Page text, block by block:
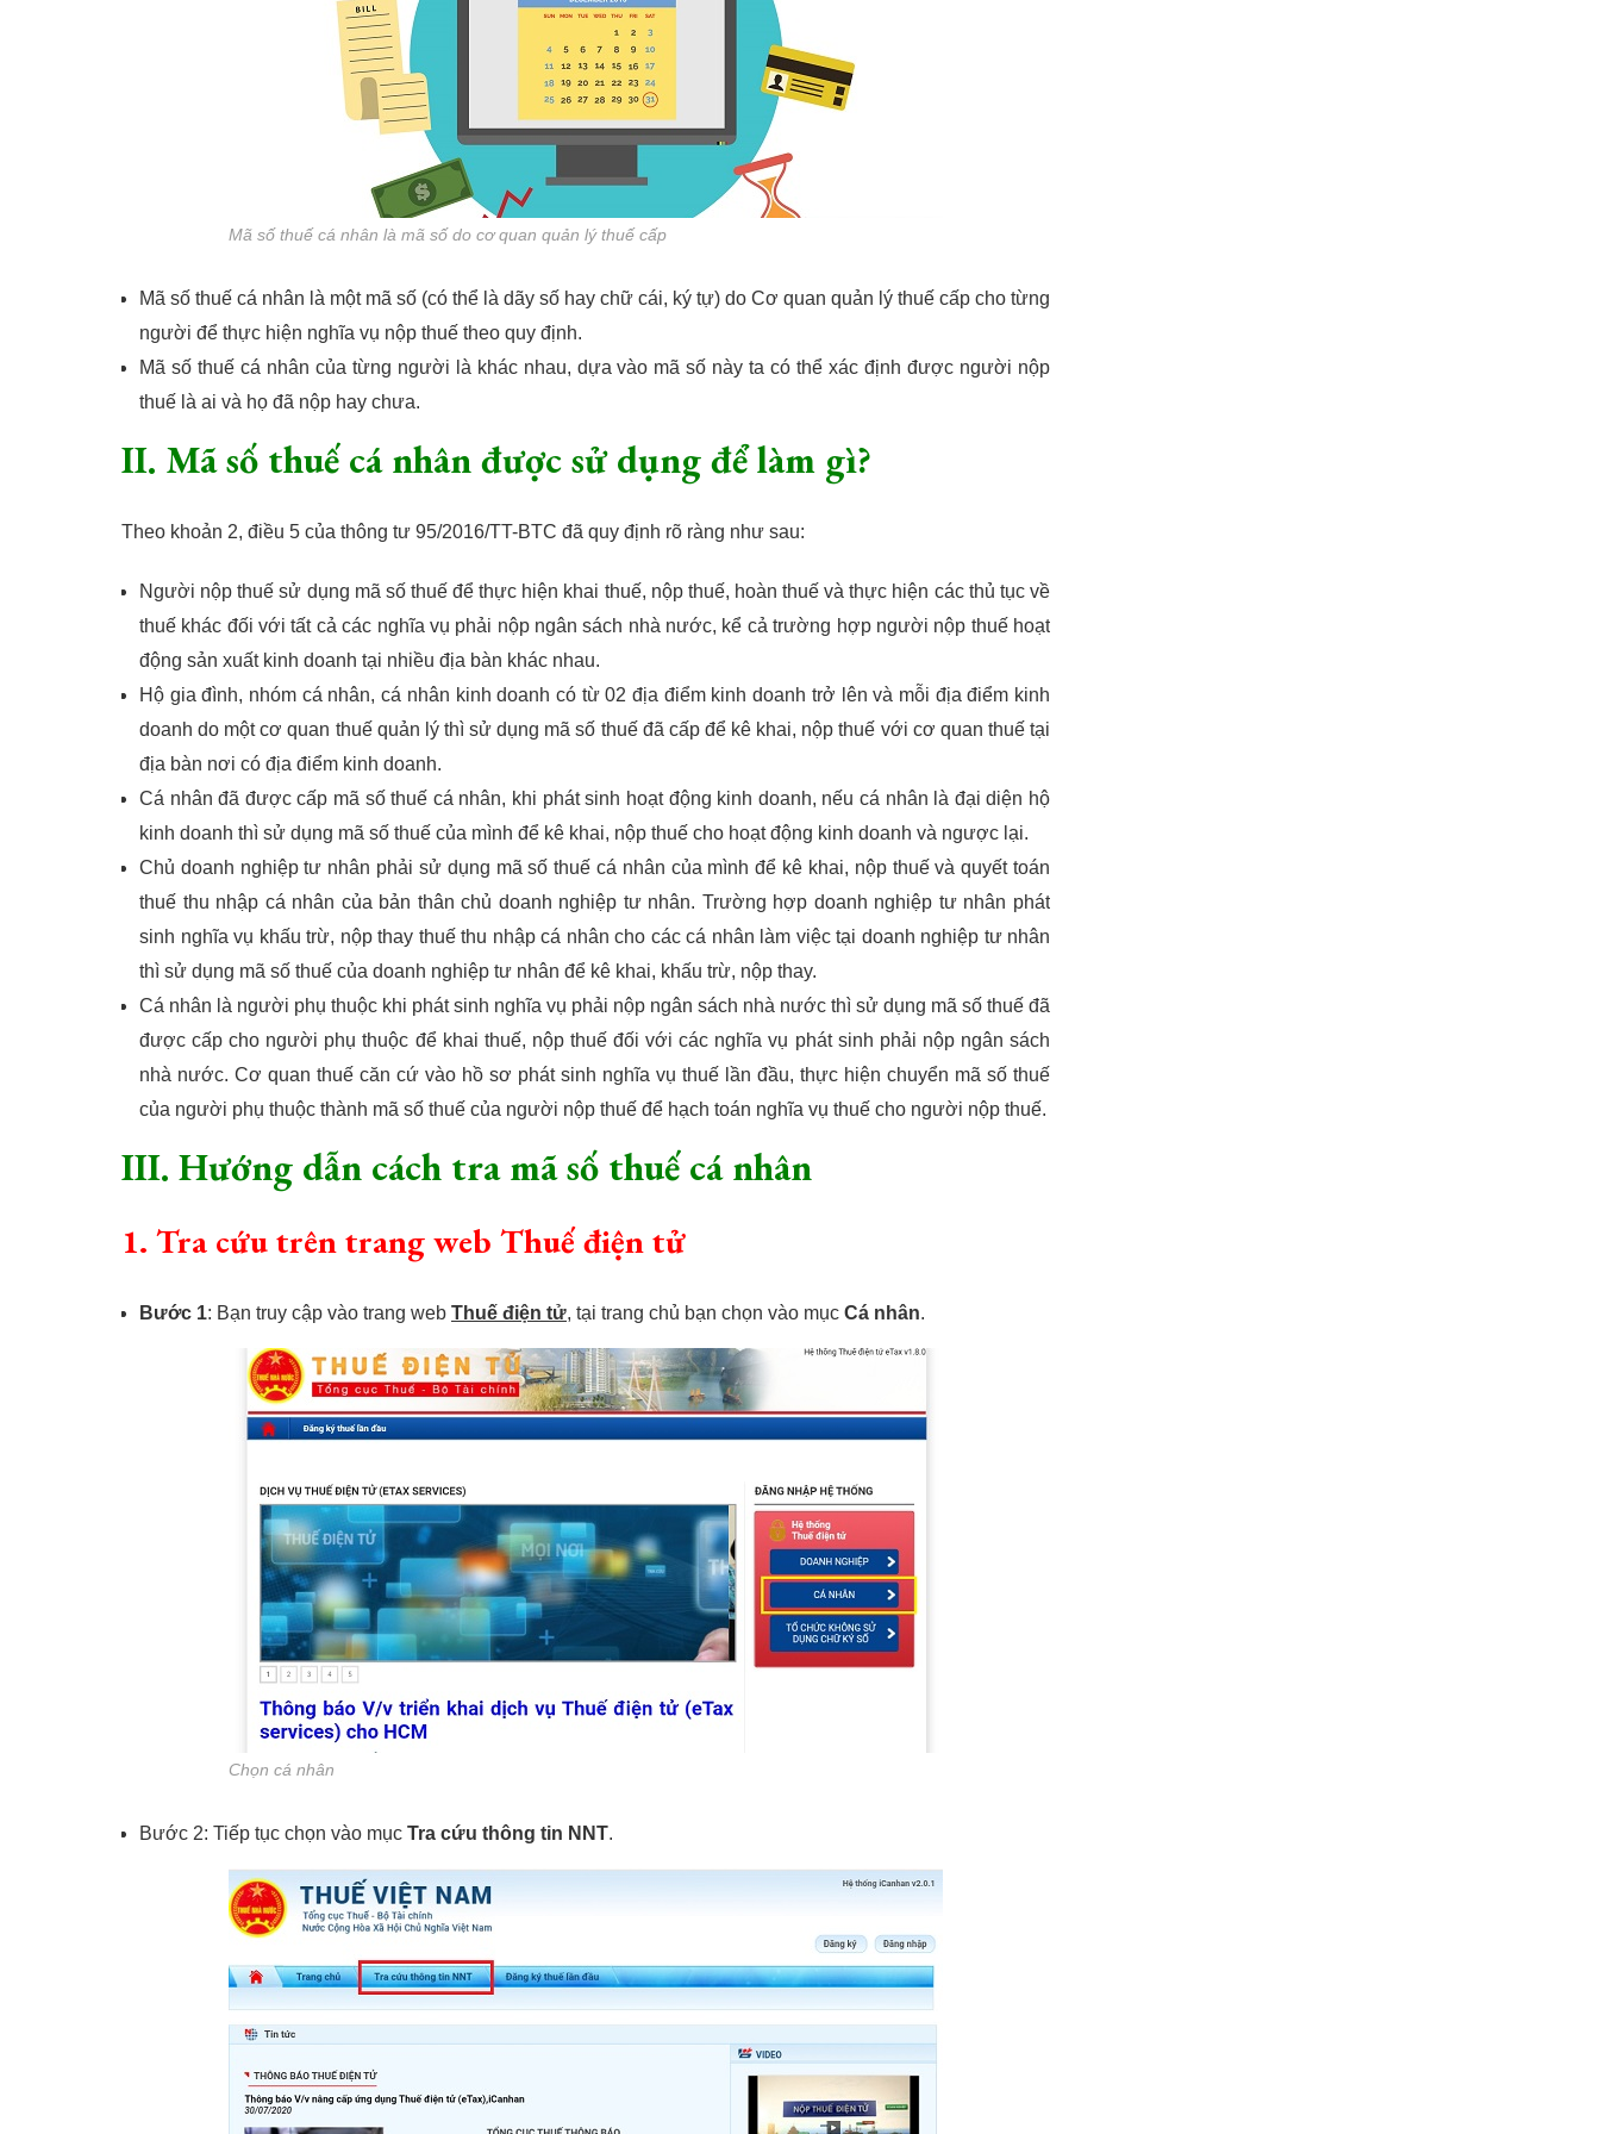
Mã số thuế cá nhân là mã số do cơ quan quản lý thuế cấp
Mã số thuế cá nhân là một mã số (có thể là dãy số hay chữ cái, ký tự) do Cơ quan quản lý thuế cấp cho từng
người để thực hiện nghĩa vụ nộp thuế theo quy định.
Mã số thuế cá nhân của từng người là khác nhau, dựa vào mã số này ta có thể xác định được người nộp
thuế là ai và họ đã nộp hay chưa.
II. Mã số thuế cá nhân được sử dụng để làm gì?
Theo khoản 2, điều 5 của thông tư 95/2016/TT-BTC đã quy định rõ ràng như sau:
Người nộp thuế sử dụng mã số thuế để thực hiện khai thuế, nộp thuế, hoàn thuế và thực hiện các thủ tục về
thuế khác đối với tất cả các nghĩa vụ phải nộp ngân sách nhà nước, kể cả trường hợp người nộp thuế hoạt
động sản xuất kinh doanh tại nhiều địa bàn khác nhau.
Hộ gia đình, nhóm cá nhân, cá nhân kinh doanh có từ 02 địa điểm kinh doanh trở lên và mỗi địa điểm kinh
doanh do một cơ quan thuế quản lý thì sử dụng mã số thuế đã cấp để kê khai, nộp thuế với cơ quan thuế tại
địa bàn nơi có địa điểm kinh doanh.
Cá nhân đã được cấp mã số thuế cá nhân, khi phát sinh hoạt động kinh doanh, nếu cá nhân là đại diện hộ
kinh doanh thì sử dụng mã số thuế của mình để kê khai, nộp thuế cho hoạt động kinh doanh và ngược lại.
Chủ doanh nghiệp tư nhân phải sử dụng mã số thuế cá nhân của mình để kê khai, nộp thuế và quyết toán
thuế thu nhập cá nhân của bản thân chủ doanh nghiệp tư nhân. Trường hợp doanh nghiệp tư nhân phát
sinh nghĩa vụ khấu trừ, nộp thay thuế thu nhập cá nhân cho các cá nhân làm việc tại doanh nghiệp tư nhân
thì sử dụng mã số thuế của doanh nghiệp tư nhân để kê khai, khấu trừ, nộp thay.
Cá nhân là người phụ thuộc khi phát sinh nghĩa vụ phải nộp ngân sách nhà nước thì sử dụng mã số thuế đã
được cấp cho người phụ thuộc để khai thuế, nộp thuế đối với các nghĩa vụ phát sinh phải nộp ngân sách
nhà nước. Cơ quan thuế căn cứ vào hồ sơ phát sinh nghĩa vụ thuế lần đầu, thực hiện chuyển mã số thuế
của người phụ thuộc thành mã số thuế của người nộp thuế để hạch toán nghĩa vụ thuế cho người nộp thuế.
III. Hướng dẫn cách tra mã số thuế cá nhân
1. Tra cứu trên trang web Thuế điện tử
Bước 1: Bạn truy cập vào trang web Thuế điện tử, tại trang chủ bạn chọn vào mục Cá nhân.
Chọn cá nhân
Bước 2: Tiếp tục chọn vào mục Tra cứu thông tin NNT.